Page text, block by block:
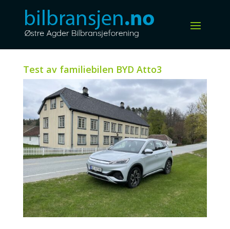
Test av familiebilen BYD Atto3